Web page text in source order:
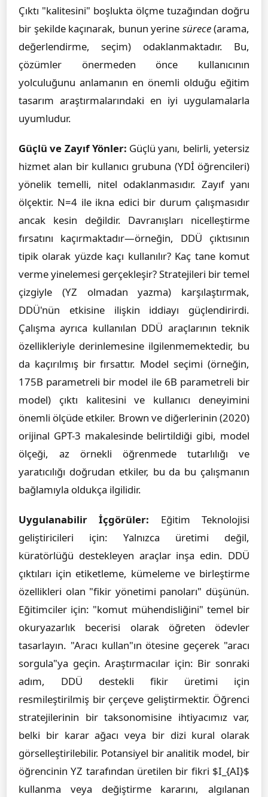
Çıktı "kalitesini" boşlukta ölçme tuzağından doğru
bir şekilde kaçınarak, bunun yerine sürece(arama,
değerlendirme, seçim) odaklanmaktadır. Bu,
çözümler önermeden önce kullanıcının
yolculuğunu anlamanın en önemli olduğu eğitim
tasarım araştırmalarındaki en iyi uygulamalarla
uyumludur.
Güçlü ve Zayıf Yönler: Güçlü yanı, belirli, yetersiz
hizmet alan bir kullanıcı grubuna (YDİ öğrencileri)
yönelik temelli, nitel odaklanmasıdır. Zayıf yanı
ölçektir. N=4 ile ikna edici bir durum çalışmasıdır
ancak kesin değildir. Davranışları nicelleştirme
fırsatını kaçırmaktadır—örneğin, DDÜ çıktısının
tipik olarak yüzde kaçı kullanılır? Kaç tane komut
verme yinelemesi gerçekleşir? Stratejileri bir temel
çizgiyle (YZ olmadan yazma) karşılaştırmak,
DDÜ'nün etkisine ilişkin iddiayı güçlendirirdi.
Çalışma ayrıca kullanılan DDÜ araçlarının teknik
özellikleriyle derinlemesine ilgilenmemektedir, bu
da kaçırılmış bir fırsattır. Model seçimi (örneğin,
175B parametreli bir model ile 6B parametreli bir
model) çıktı kalitesini ve kullanıcı deneyimini
önemli ölçüde etkiler. Brown ve diğerlerinin (2020)
orijinal GPT-3 makalesinde belirtildiği gibi, model
ölçeği, az örnekli öğrenmede tutarlılığı ve
yaratıcılığı doğrudan etkiler, bu da bu çalışmanın
bağlamıyla oldukça ilgilidir.
Uygulanabilir İçgörüler: Eğitim Teknolojisi
geliştiricileri için: Yalnızca üretimi değil,
küratörlüğü destekleyen araçlar inşa edin. DDÜ
çıktıları için etiketleme, kümeleme ve birleştirme
özellikleri olan "fikir yönetimi panoları" düşünün.
Eğitimciler için: "komut mühendisliğini" temel bir
okuryazarlık becerisi olarak öğreten ödevler
tasarlayın. "Aracı kullan"ın ötesine geçerek "aracı
sorgula"ya geçin. Araştırmacılar için: Bir sonraki
adım, DDÜ destekli fikir üretimi için
resmileştirilmiş bir çerçeve geliştirmektir. Öğrenci
stratejilerinin bir taksonomisine ihtiyacımız var,
belki bir karar ağacı veya bir dizi kural olarak
görselleştirilebilir. Potansiyel bir analitik model, bir
öğrencinin YZ tarafından üretilen bir fikri $I_{AI}$
kullanma veya değiştirme kararını, algılanan